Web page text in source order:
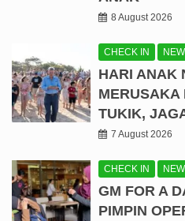
8 August 2026
CHECK IN
HARI ANAK
MERUSAKA
TUKIK,
7 August 2026
CHECK IN
GM FOR A
PIMPIN